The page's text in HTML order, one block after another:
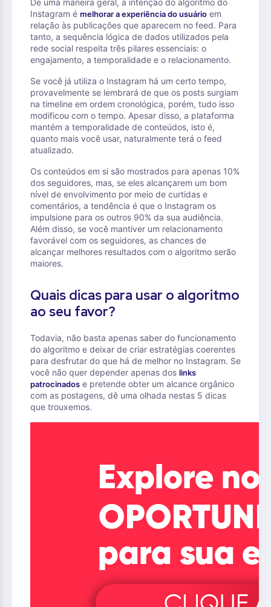
De uma maneira geral, a intenção do algoritmo do
Instagram é melhorar a experiência do usuário em
relação às publicações que aparecem no feed. Para
tanto, a sequência lógica de dados utilizados pela
rede social respeita três pilares essenciais: o
engajamento, a temporalidade e o relacionamento.
Se você já utiliza o Instagram há um certo tempo,
provavelmente se lembrará de que os posts surgiam
na timeline em ordem cronológica, porém, tudo isso
modificou com o tempo. Apesar disso, a plataforma
mantém a temporalidade de conteúdos, isto é,
quanto mais você usar, naturalmente terá o feed
atualizado.
Os conteúdos em si são mostrados para apenas 10%
dos seguidores, mas, se eles alcançarem um bom
nível de envolvimento por meio de curtidas e
comentários, a tendência é que o Instagram os
impulsione para os outros 90% da sua audiência.
Além disso, se você mantiver um relacionamento
favorável com os seguidores, as chances de
alcançar melhores resultados com o algoritmo serão
maiores.
Quais dicas para usar o algoritmo
ao seu favor?
Todavia, não basta apenas saber do funcionamento
do algoritmo e deixar de criar estratégias coerentes
para desfrutar do que há de melhor no Instagram. Se
você não quer depender apenas dos links
patrocinados e pretende obter um alcance orgânico
com as postagens, dê uma olhada nestas 5 dicas
que trouxemos.